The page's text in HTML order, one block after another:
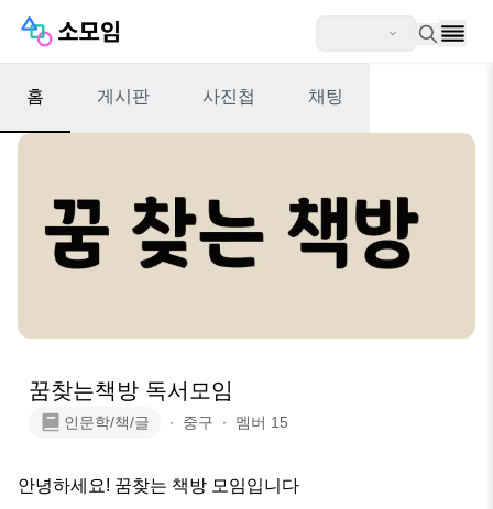
홈 게시판 사진첩 채팅
꿈찾는책방 독서모임
인문학/책/글 ∙ 중구 ∙ 멤버 15
안녕하세요! 꿈찾는 책방 모임입니다